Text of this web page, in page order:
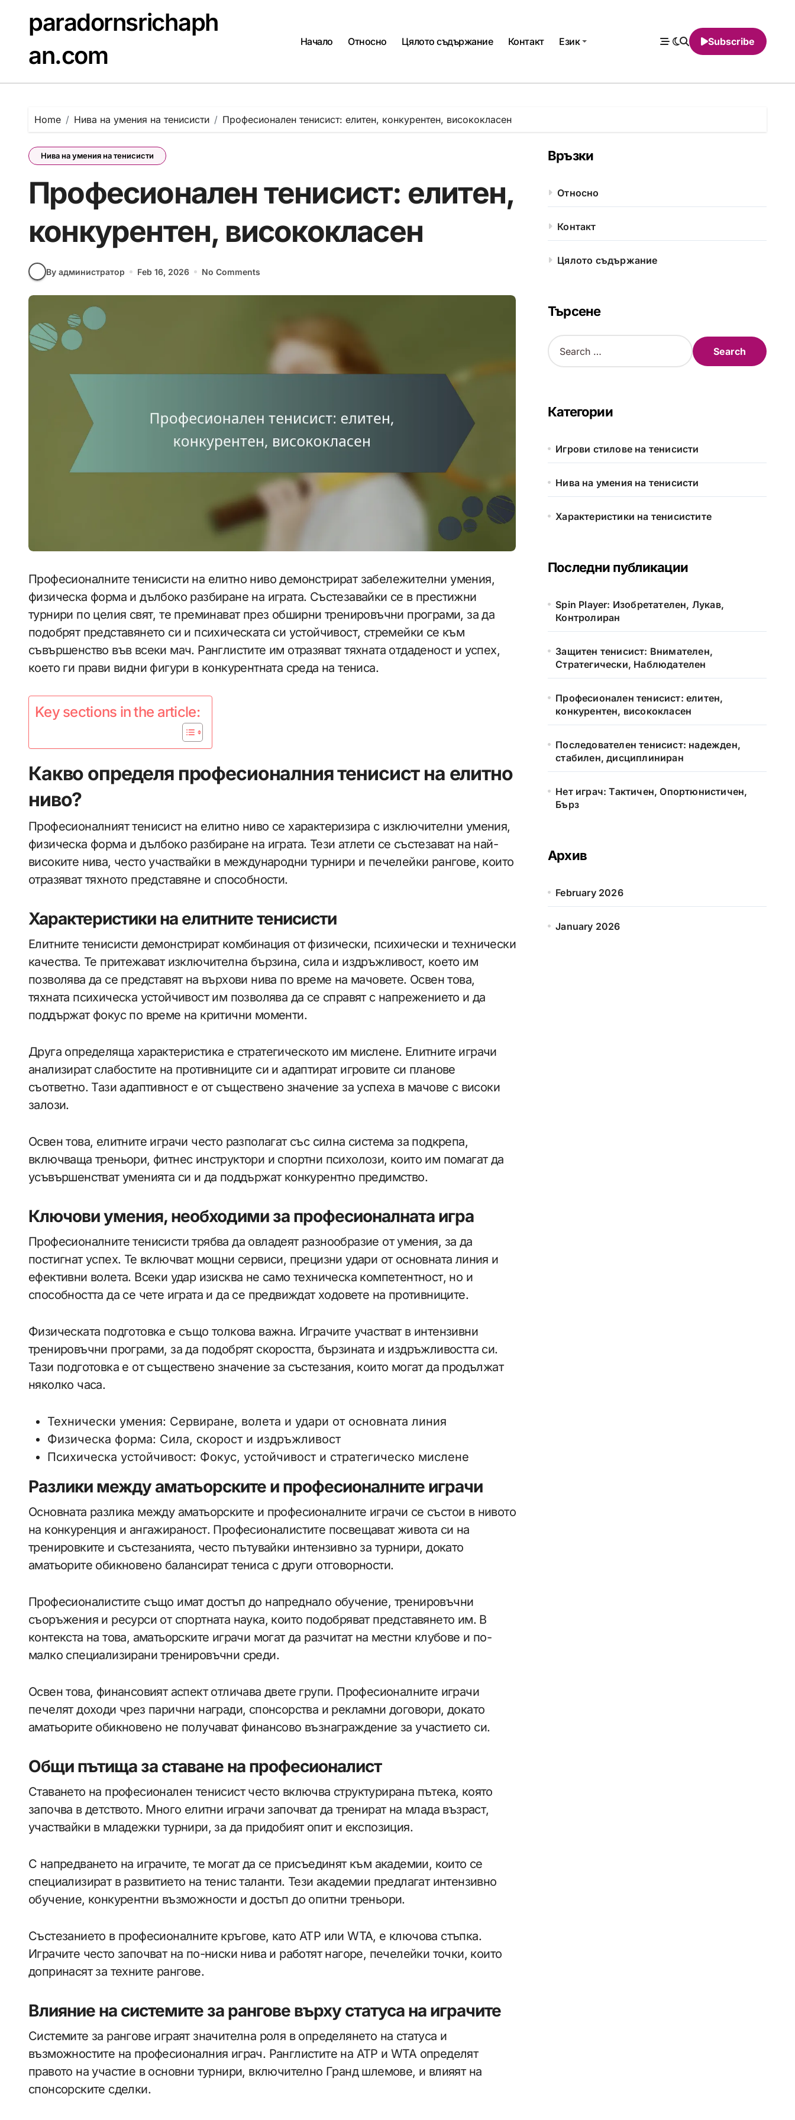
paradornsrichaph
an.com
Начало Относно Цялото съдържание Контакт Език Subscribe
Home Нива на умения на тенисисти Професионален тенисист: елитен, конкурентен, висококласен
Нива на умения на тенисисти
Професионален тенисист: елитен,
конкурентен, висококласен
By администратор Feb 16, 2026 No Comments
Професионалните тенисисти на елитно ниво демонстрират забележителни умения,
физическа форма и дълбоко разбиране на играта. Състезавайки се в престижни
турнири по целия свят, те преминават през обширни тренировъчни програми, за да
подобрят представянето си и психическата си устойчивост, стремейки се към
съвършенство във всеки мач. Ранглистите им отразяват тяхната отдаденост и успех,
което ги прави видни фигури в конкурентната среда на тениса.
Key sections in the article:
Какво определя професионалния тенисист на елитно
ниво?
Професионалният тенисист на елитно ниво се характеризира с изключителни умения,
физическа форма и дълбоко разбиране на играта. Тези атлети се състезават на най-
високите нива, често участвайки в международни турнири и печелейки рангове, които
отразяват тяхното представяне и способности.
Характеристики на елитните тенисисти
Елитните тенисисти демонстрират комбинация от физически, психически и технически
качества. Те притежават изключителна бързина, сила и издръжливост, което им
позволява да се представят на върхови нива по време на мачовете. Освен това,
тяхната психическа устойчивост им позволява да се справят с напрежението и да
поддържат фокус по време на критични моменти.
Друга определяща характеристика е стратегическото им мислене. Елитните играчи
анализират слабостите на противниците си и адаптират игровите си планове
съответно. Тази адаптивност е от съществено значение за успеха в мачове с високи
залози.
Освен това, елитните играчи често разполагат със силна система за подкрепа,
включваща треньори, фитнес инструктори и спортни психолози, които им помагат да
усъвършенстват уменията си и да поддържат конкурентно предимство.
Ключови умения, необходими за професионалната игра
Професионалните тенисисти трябва да овладеят разнообразие от умения, за да
постигнат успех. Те включват мощни сервиси, прецизни удари от основната линия и
ефективни волета. Всеки удар изисква не само техническа компетентност, но и
способността да се чете играта и да се предвиждат ходовете на противниците.
Физическата подготовка е също толкова важна. Играчите участват в интензивни
тренировъчни програми, за да подобрят скоростта, бързината и издръжливостта си.
Тази подготовка е от съществено значение за състезания, които могат да продължат
няколко часа.
Технически умения: Сервиране, волета и удари от основната линия
Физическа форма: Сила, скорост и издръжливост
Психическа устойчивост: Фокус, устойчивост и стратегическо мислене
Разлики между аматьорските и професионалните играчи
Основната разлика между аматьорските и професионалните играчи се състои в нивото
на конкуренция и ангажираност. Професионалистите посвещават живота си на
тренировките и състезанията, често пътувайки интензивно за турнири, докато
аматьорите обикновено балансират тениса с други отговорности.
Професионалистите също имат достъп до напреднало обучение, тренировъчни
съоръжения и ресурси от спортната наука, които подобряват представянето им. В
контекста на това, аматьорските играчи могат да разчитат на местни клубове и по-
малко специализирани тренировъчни среди.
Освен това, финансовият аспект отличава двете групи. Професионалните играчи
печелят доходи чрез парични награди, спонсорства и рекламни договори, докато
аматьорите обикновено не получават финансово възнаграждение за участието си.
Общи пътища за ставане на професионалист
Ставането на професионален тенисист често включва структурирана пътека, която
започва в детството. Много елитни играчи започват да тренират на млада възраст,
участвайки в младежки турнири, за да придобият опит и експозиция.
С напредването на играчите, те могат да се присъединят към академии, които се
специализират в развитието на тенис таланти. Тези академии предлагат интензивно
обучение, конкурентни възможности и достъп до опитни треньори.
Състезанието в професионалните кръгове, като ATP или WTA, е ключова стъпка.
Играчите често започват на по-ниски нива и работят нагоре, печелейки точки, които
допринасят за техните рангове.
Влияние на системите за рангове върху статуса на играчите
Системите за рангове играят значителна роля в определянето на статуса и
възможностите на професионалния играч. Ранглистите на ATP и WTA определят
правото на участие в основни турнири, включително Гранд шлемове, и влияят на
спонсорските сделки.
Връзки
Относно
Контакт
Цялото съдържание
Търсене
S
e
h
f
r
Категории
Игрови стилове на тенисисти
Нива на умения на тенисисти
Характеристики на тенисистите
Последни публикации
Spin Player: Изобретателен, Лукав,
Контролиран
Защитен тенисист: Внимателен,
Стратегически, Наблюдателен
Професионален тенисист: елитен,
конкурентен, висококласен
Последователен тенисист: надежден,
стабилен, дисциплиниран
Нет играч: Тактичен, Опортюнистичен,
Бърз
Архив
February 2026
January 2026